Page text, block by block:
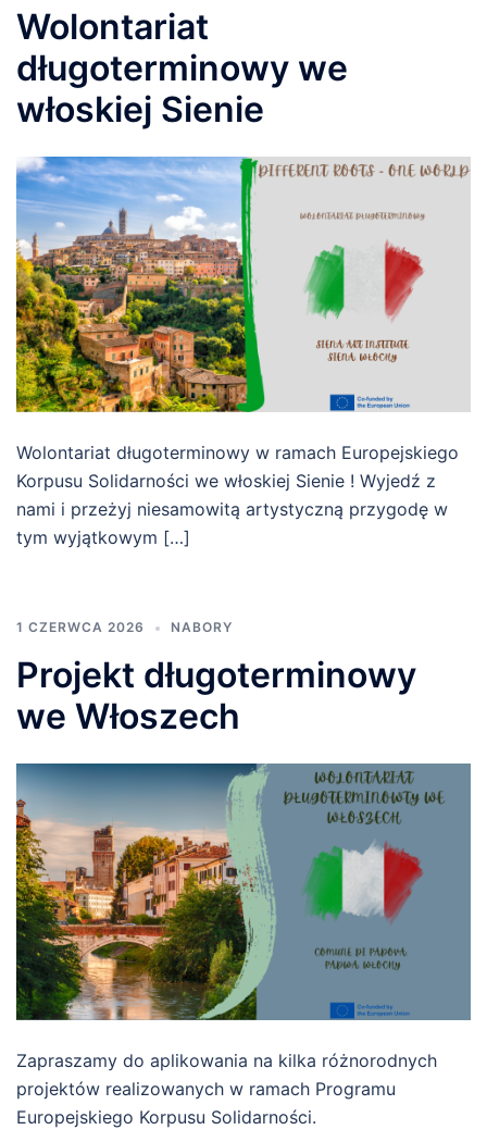
Wolontariat
długoterminowy we
włoskiej Sienie
Wolontariat długoterminowy w ramach Europejskiego
Korpusu Solidarności we włoskiej Sienie ! Wyjedź z
nami i przeżyj niesamowitą artystyczną przygodę w
tym wyjątkowym […]
1 CZERWCA 2026 NABORY
Projekt długoterminowy
we Włoszech
Zapraszamy do aplikowania na kilka różnorodnych
projektów realizowanych w ramach Programu
Europejskiego Korpusu Solidarności.